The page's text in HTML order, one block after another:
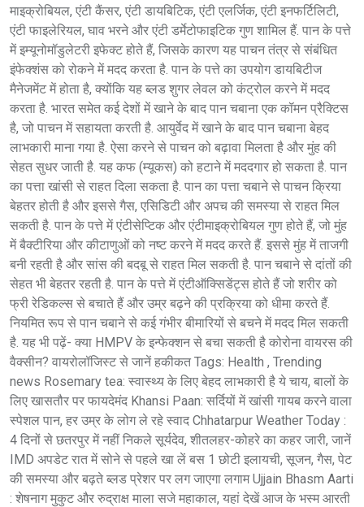
माइक्रोबियल, एंटी कैंसर, एंटी डायबिटिक, एंटी एलर्जिक, एंटी इनफर्टिलिटी,
एंटी फाइलेरियल, घाव भरने और एंटी डर्मेटोफाइटिक गुण शामिल हैं. पान के पत्ते
में इम्यूनोमॉडुलेटरी इफेक्ट होते हैं, जिसके कारण यह पाचन तंत्र से संबंधित
इंफेक्शंस को रोकने में मदद करता है. पान के पत्ते का उपयोग डायबिटीज
मैनेजमेंट में होता है, क्योंकि यह ब्लड शुगर लेवल को कंट्रोल करने में मदद
करता है. भारत समेत कई देशों में खाने के बाद पान चबाना एक कॉमन प्रैक्टिस
है, जो पाचन में सहायता करती है. आयुर्वेद में खाने के बाद पान चबाना बेहद
लाभकारी माना गया है. ऐसा करने से पाचन को बढ़ावा मिलता है और मुंह की
सेहत सुधर जाती है. यह कफ (म्यूकस) को हटाने में मददगार हो सकता है. पान
का पत्ता खांसी से राहत दिला सकता है. पान का पत्ता चबाने से पाचन क्रिया
बेहतर होती है और इससे गैस, एसिडिटी और अपच की समस्या से राहत मिल
सकती है. पान के पत्ते में एंटीसेप्टिक और एंटीमाइक्रोबियल गुण होते हैं, जो मुंह
में बैक्टीरिया और कीटाणुओं को नष्ट करने में मदद करते हैं. इससे मुंह में ताजगी
बनी रहती है और सांस की बदबू से राहत मिल सकती है. पान चबाने से दांतों की
सेहत भी बेहतर रहती है. पान के पत्ते में एंटीऑक्सिडेंट्स होते हैं जो शरीर को
फ्री रेडिकल्स से बचाते हैं और उम्र बढ़ने की प्रक्रिया को धीमा करते हैं.
नियमित रूप से पान चबाने से कई गंभीर बीमारियों से बचने में मदद मिल सकती
है. यह भी पढ़ें- क्या HMPV के इन्फेक्शन से बचा सकती है कोरोना वायरस की
वैक्सीन? वायरोलॉजिस्ट से जानें हकीकत Tags: Health , Trending
news Rosemary tea: स्वास्थ्य के लिए बेहद लाभकारी है ये चाय, बालों के
लिए खासतौर पर फायदेमंद Khansi Paan: सर्दियों में खांसी गायब करने वाला
स्पेशल पान, हर उम्र के लोग ले रहे स्वाद Chhatarpur Weather Today :
4 दिनों से छतरपुर में नहीं निकले सूर्यदेव, शीतलहर-कोहरे का कहर जारी, जानें
IMD अपडेट रात में सोने से पहले खा लें बस 1 छोटी इलायची, सूजन, गैस, पेट
की समस्या और बढ़ते ब्लड प्रेशर पर लग जाएगा लगाम Ujjain Bhasm Aarti
: शेषनाग मुकुट और रुद्राक्ष माला सजे महाकाल, यहां देखें आज के भस्म आरती